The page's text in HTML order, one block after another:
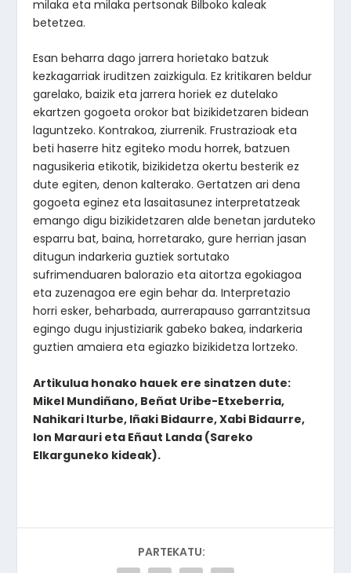
milaka eta milaka pertsonak Bilboko kaleak
betetzea.
Esan beharra dago jarrera horietako batzuk
kezkagarriak iruditzen zaizkigula. Ez kritikaren beldur
garelako, baizik eta jarrera horiek ez dutelako
ekartzen gogoeta orokor bat bizikidetzaren bidean
laguntzeko. Kontrakoa, ziurrenik. Frustrazioak eta
beti haserre hitz egiteko modu horrek, batzuen
nagusikeria etikotik, bizikidetza okertu besterik ez
dute egiten, denon kalterako. Gertatzen ari dena
gogoeta eginez eta lasaitasunez interpretatzeak
emango digu bizikidetzaren alde benetan jarduteko
esparru bat, baina, horretarako, gure herrian jasan
ditugun indarkeria guztiek sortutako
sufrimenduaren balorazio eta aitortza egokiagoa
eta zuzenagoa ere egin behar da. Interpretazio
horri esker, beharbada, aurrerapauso garrantzitsua
egingo dugu injustiziarik gabeko bakea, indarkeria
guztien amaiera eta egiazko bizikidetza lortzeko.
Artikulua honako hauek ere sinatzen dute:
Mikel Mundiñano, Beñat Uribe-Etxeberria,
Nahikari Iturbe, Iñaki Bidaurre, Xabi Bidaurre,
Ion Marauri eta Eñaut Landa (Sareko
Elkarguneko kideak).
PARTEKATU: